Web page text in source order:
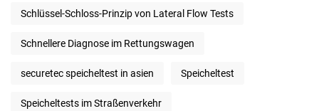
Schlüssel-Schloss-Prinzip von Lateral Flow Tests
Schnellere Diagnose im Rettungswagen
securetec speicheltest in asien Speicheltest
Speicheltests im Straßenverkehr